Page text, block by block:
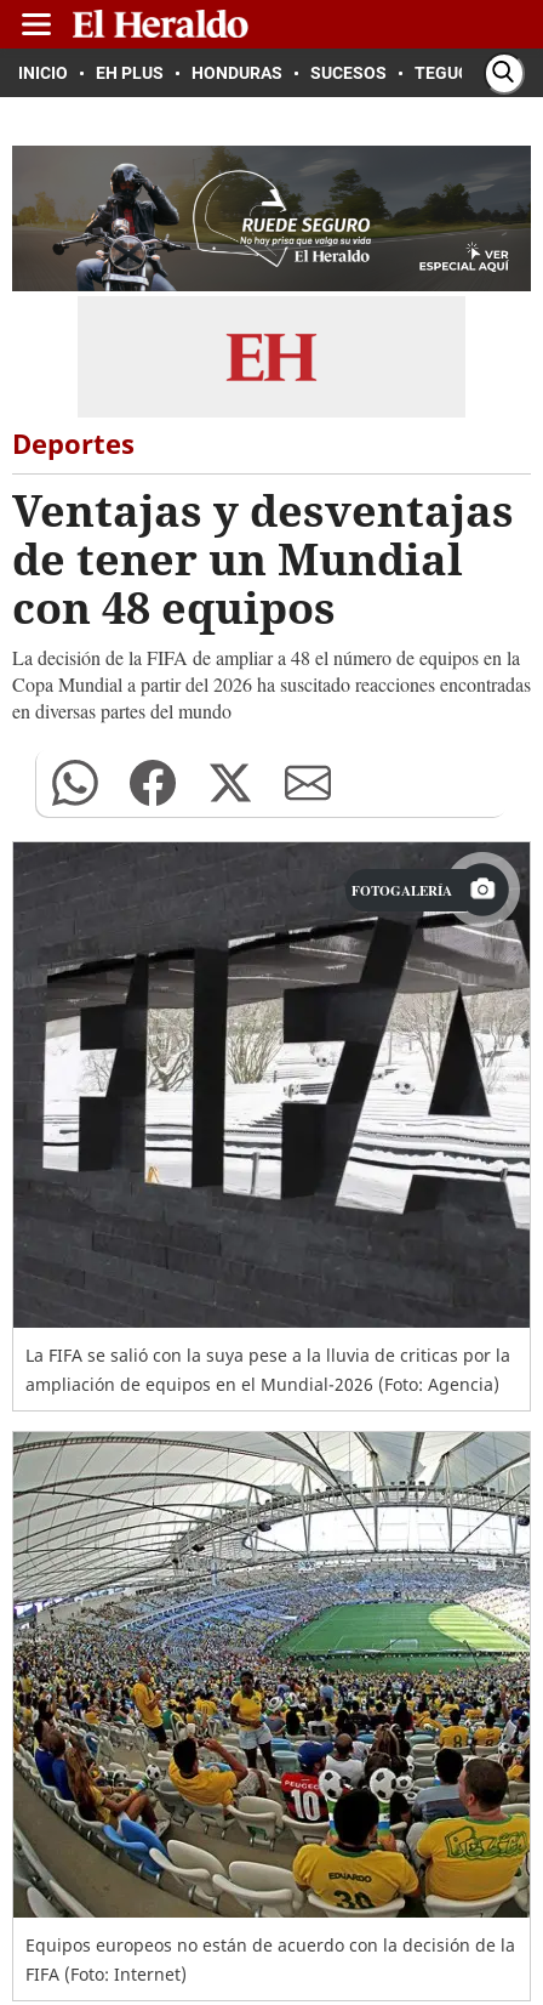
INICIO EH PLUS HONDURAS SUCESOS TEGUCIGALPA
Deportes
Ventajas y desventajas
de tener un Mundial
con 48 equipos
La decisión de la FIFA de ampliar a 48 el número de equipos en la
Copa Mundial a partir del 2026 ha suscitado reacciones encontradas
en diversas partes del mundo
FOTOGALERÍA
La FIFA se salió con la suya pese a la lluvia de criticas por la
ampliación de equipos en el Mundial-2026 (Foto: Agencia)
Equipos europeos no están de acuerdo con la decisión de la
FIFA (Foto: Internet)